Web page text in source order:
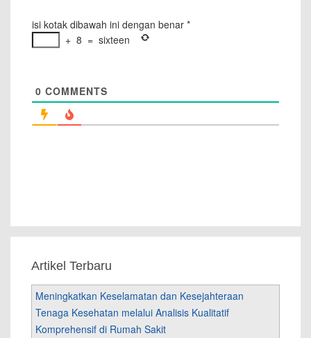
isi kotak dibawah ini dengan benar *
+ 8 = sixteen
0 COMMENTS
Artikel Terbaru
Meningkatkan Keselamatan dan Kesejahteraan
Tenaga Kesehatan melalui Analisis Kualitatif
Komprehensif di Rumah Sakit